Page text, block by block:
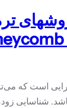
است که
شناسایی